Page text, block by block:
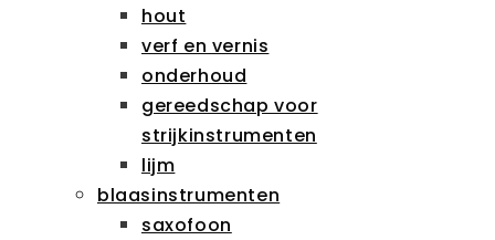
hout
verf en vernis
onderhoud
gereedschap voor
strijkinstrumenten
lijm
blaasinstrumenten
saxofoon